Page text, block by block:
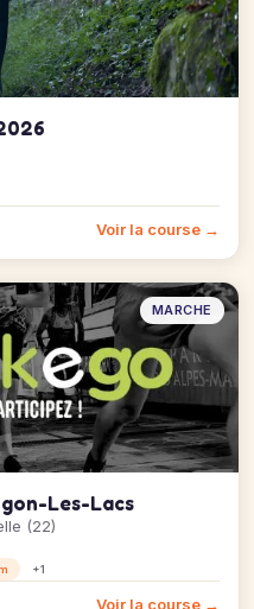
Voir la course →
MARCHE
Les-Lacs
(22)
+1
Voir la course →